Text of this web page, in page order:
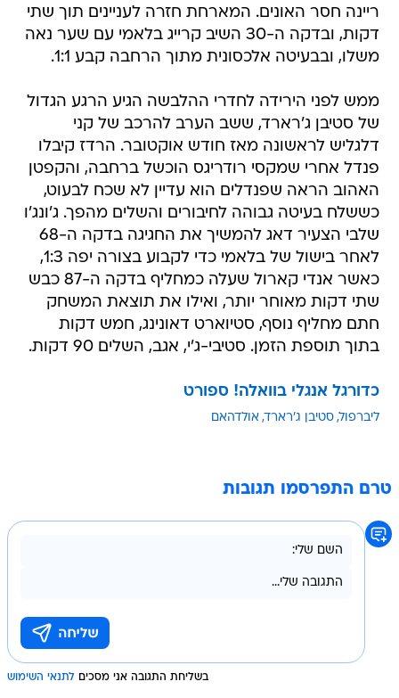
ריינה חסר האונים. המארחת חזרה לעניינים תוך שתי
דקות, ובדקה ה-30 השיב קרייג בלאמי עם שער נאה
משלו, ובבעיטה אלכסונית מתוך הרחבה קבע 1:1.
ממש לפני הירידה לחדרי ההלבשה הגיע הרגע הגדול
של סטיבן ג'רארד, ששב הערב להרכב של קני
דלגליש לראשונה מאז חודש אוקטובר. הרדז קיבלו
פנדל אחרי שמקסי רודריגס הוכשל ברחבה, והקפטן
האהוב הראה שפנדלים הוא עדיין לא שכח לבעוט,
כששלח בעיטה גבוהה לחיבורים והשלים מהפך. ג'ונג'ו
שלבי הצעיר דאג להמשיך את החגיגה בדקה ה-68
לאחר בישול של בלאמי כדי לקבוע בצורה יפה 1:3,
כאשר אנדי קארול שעלה כמחליף בדקה ה-87 כבש
שתי דקות מאוחר יותר, ואילו את תוצאת המשחק
חתם מחליף נוסף, סטיוארט דאונינג, חמש דקות
בתוך תוספת הזמן. סטיבי-ג'י, אגב, השלים 90 דקות.
כדורגל אנגלי בוואלה! ספורט
ליברפול סטיבן ג'רארד אולדהאם
טרם התפרסמו תגובות
בשליחת התגובה אני מסכים לתנאי השימוש